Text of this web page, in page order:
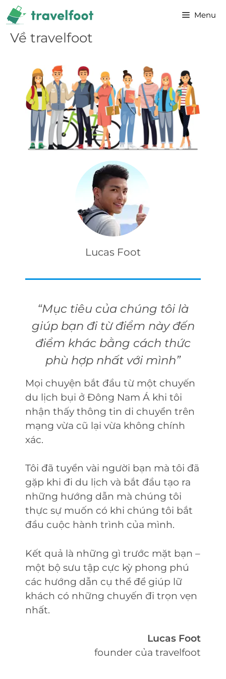
Chuyển
đến
nội
Menu
Về travelfoot
Lucas Foot
“Mục tiêu của chúng tôi là
giúp bạn đi từ điểm này đến
điểm khác bằng cách thức
phù hợp nhất với mình”
Mọi chuyện bắt đầu từ một chuyến
du lịch bụi ở Đông Nam Á khi tôi
nhận thấy thông tin di chuyển trên
mạng vừa cũ lại vừa không chính
xác.
Tôi đã tuyển vài người bạn mà tôi đã
gặp khi đi du lịch và bắt đầu tạo ra
những hướng dẫn mà chúng tôi
thực sự muốn có khi chúng tôi bắt
đầu cuộc hành trình của mình.
Kết quả là những gì trước mặt bạn –
một bộ sưu tập cực kỳ phong phú
các hướng dẫn cụ thể để giúp lữ
khách có những chuyến đi trọn vẹn
nhất.
Lucas Foot
founder của travelfoot